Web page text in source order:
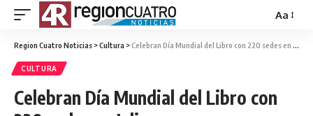
Aa
Region Cuatro Noticias >Cultura >Celebran Día Mundial del Libro con 220 sedes en Jalisco
CULTURA
Celebran Día Mundial del Libro con